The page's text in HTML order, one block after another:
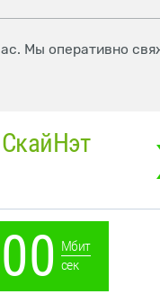
Мы оперативно
Мбит
сек